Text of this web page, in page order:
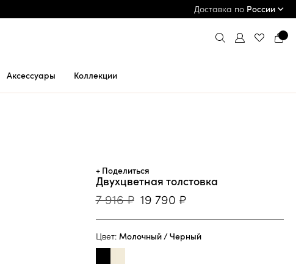
ПРИМЕРКА И ОПЛАТА ПРИ ПОЛУЧЕНИИ*
Доставка по России
Аксессуары Коллекции
+ Поделиться
Двухцветная толстовка
7 916 ₽ 19 790 ₽
Цвет: Молочный / Черный